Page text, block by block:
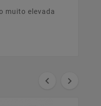
muito elevada
 